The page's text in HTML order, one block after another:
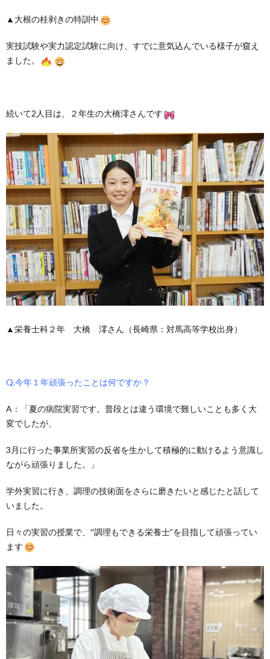
▲大根の桂剥きの特訓中
実技試験や実力認定試験に向け、すでに意気込んでいる様子が窺え
ました。
続いて2人目は、２年生の大橋澪さんです
▲栄養士科２年 大橋 澪さん（長崎県：対馬高等学校出身）
Q.今年１年頑張ったことは何ですか？
A：「夏の病院実習です。普段とは違う環境で難しいことも多く大
変でしたが、
3月に行った事業所実習の反省を生かして積極的に動けるよう意識し
ながら頑張りました。」
学外実習に行き、調理の技術面をさらに磨きたいと感じたと話して
いました。
日々の実習の授業で、‟調理もできる栄養士”を目指して頑張ってい
ます